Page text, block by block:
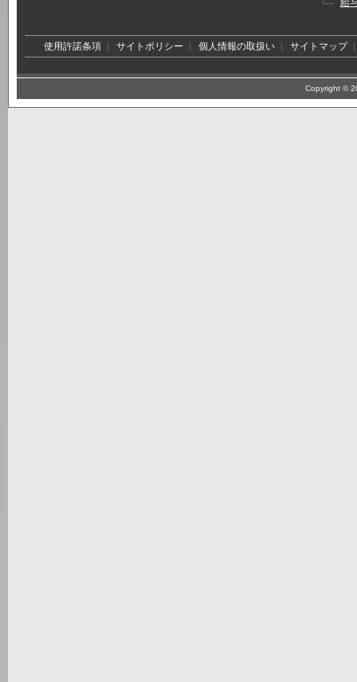
給
使用許諾条項 サイトポリシー 個人情報の取扱い サイトマップ
Copyright ©